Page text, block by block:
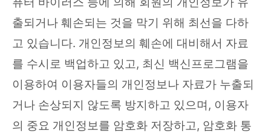
출되거나 훼손되는 것을 막기 위해 최선을 다하
고 있습니다. 개인정보의 훼손에 대비해서 자료
를 수시로 백업하고 있고, 최신 백신프로그램을
이용하여 이용자들의 개인정보나 자료가 누출되
거나 손상되지 않도록 방지하고 있으며, 이용자
의 중요 개인정보를 암호화 저장하고, 암호화 통